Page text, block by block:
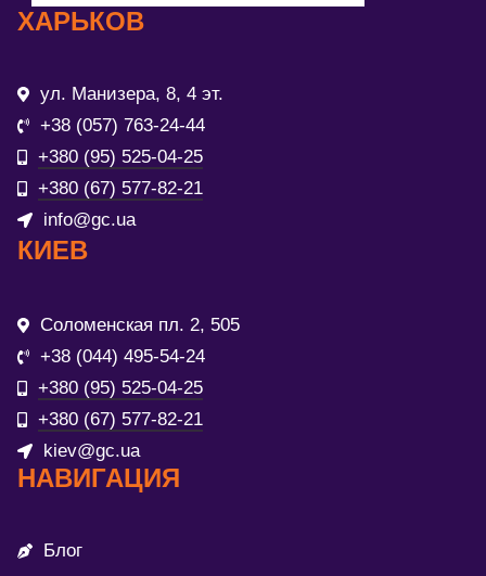
ХАРЬКОВ
ул. Манизера, 8, 4 эт.
+38 (057) 763-24-44
+380 (95) 525-04-25
+380 (67) 577-82-21
info@gc.ua
КИЕВ
Соломенская пл. 2, 505
+38 (044) 495-54-24
+380 (95) 525-04-25
+380 (67) 577-82-21
kiev@gc.ua
НАВИГАЦИЯ
Блог